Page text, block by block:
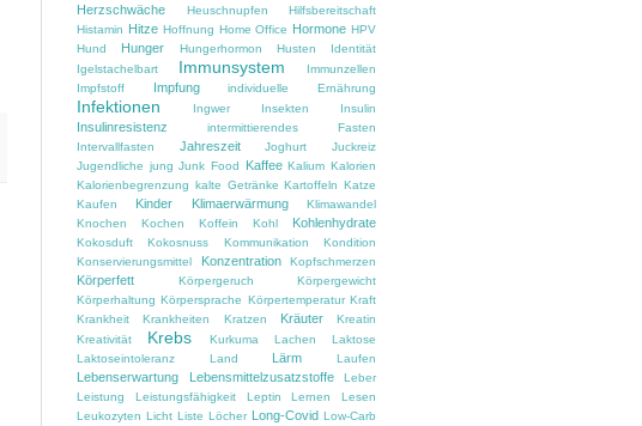
Herzschwäche Heuschnupfen
Hilfsbereitschaft
Histamin Hitze Hoffnung Home Office Hormone HPV
Hund
Hunger Hungerhormon Husten
Identität
Igelstachelbart
Immunsystem
Immunzellen
Impfstoff
Impfung individuelle Ernährung
Infektionen Ingwer Insekten Insulin
Insulinresistenz
intermittierendes Fasten
Intervallfasten
Jahreszeit Joghurt
Juckreiz
Jugendliche jung Junk Food Kaffee Kalium Kalorien
Kalorienbegrenzung kalte Getränke Kartoffeln Katze
Kaufen
Kinder Klimaerwärmung
Klimawandel
Knochen
Kochen Koffein Kohl Kohlenhydrate
Kokosduft Kokosnuss Kommunikation
Kondition
Konservierungsmittel
Konzentration Kopfschmerzen
Körperfett Körpergeruch
Körpergewicht
Körperhaltung Körpersprache Körpertemperatur Kraft
Krankheit
Krankheiten Kratzen Kräuter
Kreatin
Kreativität
Krebs Kurkuma Lachen
Laktose
Laktoseintoleranz
Land Lärm Laufen
Lebenserwartung Lebensmittelzusatzstoffe
Leber
Leistung
Leistungsfähigkeit Leptin Lernen
Lesen
Leukozyten Licht Liste Löcher Long-Covid Low-Carb